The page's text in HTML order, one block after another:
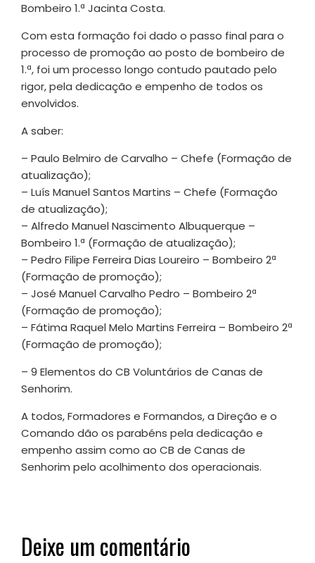
Bombeiro 1.ª Jacinta Costa.
Com esta formação foi dado o passo final para o
processo de promoção ao posto de bombeiro de
1.ª, foi um processo longo contudo pautado pelo
rigor, pela dedicação e empenho de todos os
envolvidos.
A saber:
– Paulo Belmiro de Carvalho – Chefe (Formação de
atualização);
– Luís Manuel Santos Martins – Chefe (Formação
de atualização);
– Alfredo Manuel Nascimento Albuquerque –
Bombeiro 1.ª (Formação de atualização);
– Pedro Filipe Ferreira Dias Loureiro – Bombeiro 2ª
(Formação de promoção);
– José Manuel Carvalho Pedro – Bombeiro 2ª
(Formação de promoção);
– Fátima Raquel Melo Martins Ferreira – Bombeiro 2ª
(Formação de promoção);
– 9 Elementos do CB Voluntários de Canas de
Senhorim.
A todos, Formadores e Formandos, a Direção e o
Comando dão os parabéns pela dedicação e
empenho assim como ao CB de Canas de
Senhorim pelo acolhimento dos operacionais.
Deixe um comentário